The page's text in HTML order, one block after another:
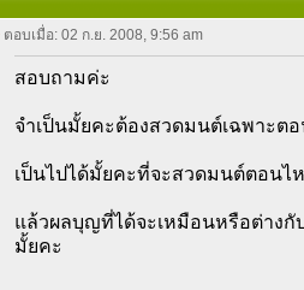
ตอบเมื่อ: 02 ก.ย. 2008, 9:56 am
สอบถามค่ะ
จำเป็นมั้ยคะต้องสวดมนต์เฉพาะต
เป็นไปได้มั้ยคะที่จะสวดมนต์ตอนไ
แล้วผลบุญที่ได้จะเหมือนหรือต่าง
มั้ยคะ